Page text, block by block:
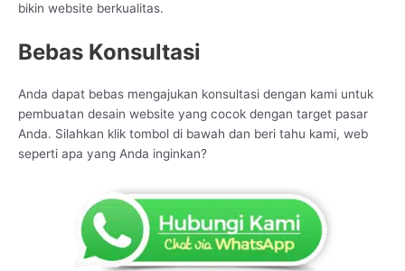
bikin website berkualitas.
Bebas Konsultasi
Anda dapat bebas mengajukan konsultasi dengan kami untuk
pembuatan desain website yang cocok dengan target pasar
Anda. Silahkan klik tombol di bawah dan beri tahu kami, web
seperti apa yang Anda inginkan?